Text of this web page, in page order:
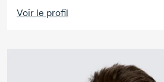
Voir le profil